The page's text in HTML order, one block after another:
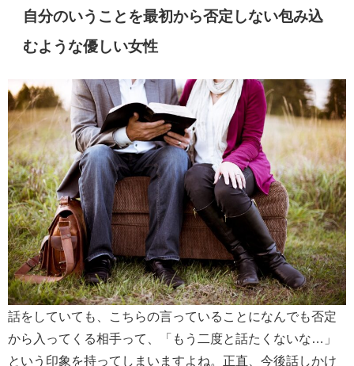
自分のいうことを最初から否定しない包み込
むような優しい女性
話をしていても、こちらの言っていることになんでも否定
から入ってくる相手って、「もう二度と話たくないな…」
という印象を持ってしまいますよね。正直、今後話しかけ